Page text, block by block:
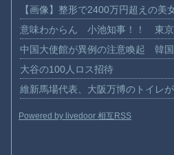
【画像】整形で2400万円超えの美
意味わからん 小池知事！！ 東京
中国大使館が異例の注意喚起 韓
大谷の100人ロス招待
維新馬場代表、大阪万博のトイレ
Powered by livedoor 相互RSS